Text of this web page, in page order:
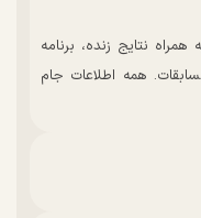
جدول کامل جام جهانی 2026 به همراه نتایج زنده، برنامه
همه اطلاعات جام